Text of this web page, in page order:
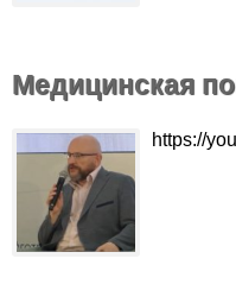
Медицинская
https://